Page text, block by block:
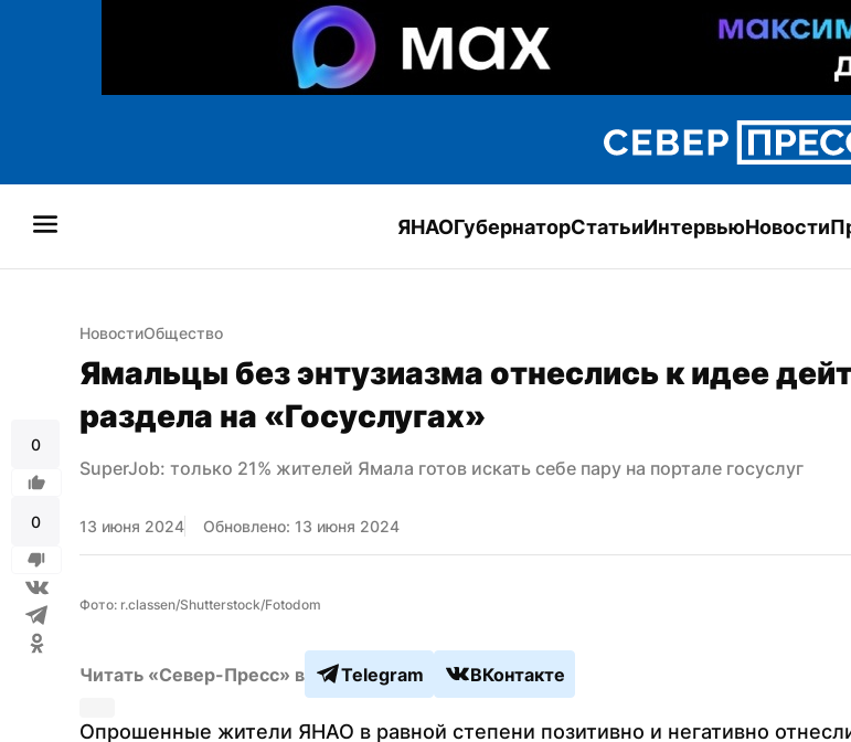
ЯНАОГубернаторСтатьиИнтервьюНовости
0
0
НовостиОбщество
Ямальцы без энтузиазма отнеслись к идее
раздела на «Госуслугах»
SuperJob: только 21% жителей Ямала готов искать себе пару на портале госуслуг
13 июня 2024 Обновлено: 13 июня 2024
Фото: r.classen/Shutterstock/Fotodom
Читать «Север-Пресс» в Telegram ВКонтакте
Опрошенные жители ЯНАО в равной степени позитивно и негативно